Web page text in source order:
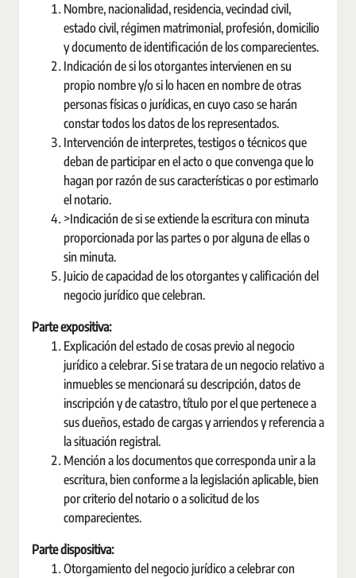
Nombre, nacionalidad, residencia, vecindad civil,
estado civil, régimen matrimonial, profesión, domicilio
y documento de identificación de los comparecientes.
Indicación de si los otorgantes intervienen en su
propio nombre y/o si lo hacen en nombre de otras
personas físicas o jurídicas, en cuyo caso se harán
constar todos los datos de los representados.
Intervención de interpretes, testigos o técnicos que
deban de participar en el acto o que convenga que lo
hagan por razón de sus características o por estimarlo
el notario.
>Indicación de si se extiende la escritura con minuta
proporcionada por las partes o por alguna de ellas o
sin minuta.
Juicio de capacidad de los otorgantes y calificación del
negocio jurídico que celebran.
Parte expositiva:
Explicación del estado de cosas previo al negocio
jurídico a celebrar. Si se tratara de un negocio relativo a
inmuebles se mencionará su descripción, datos de
inscripción y de catastro, título por el que pertenece a
sus dueños, estado de cargas y arriendos y referencia a
la situación registral.
Mención a los documentos que corresponda unir a la
escritura, bien conforme a la legislación aplicable, bien
por criterio del notario o a solicitud de los
comparecientes.
Parte dispositiva:
Otorgamiento del negocio jurídico a celebrar con